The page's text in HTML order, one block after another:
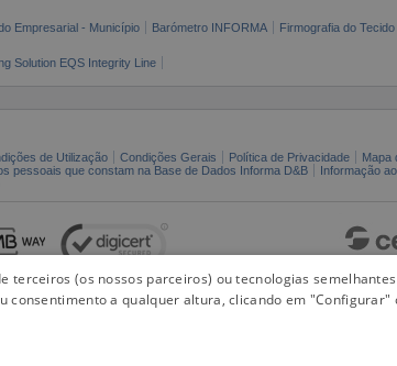
Empresarial - Município Barómetro INFORMA Firmografia do
Solution EQS Integrity Line
de Utilização Condições Gerais Política de Privacidade Mapa
pessoais que constam na Base de Dados Informa D&B
Informação
terceiros (os nossos parceiros) ou tecnologias
a qualquer altura, clicando em "Configurar"